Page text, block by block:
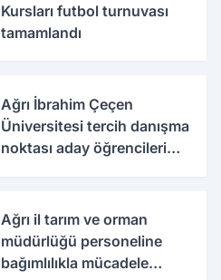
Kursları futbol turnuvası
tamamlandı
Ağrı İbrahim Çeçen
Üniversitesi tercih danışma
noktası aday öğrencileri
Ağrı il tarım ve orman
müdürlüğü personeline
bağımlılıkla mücadele